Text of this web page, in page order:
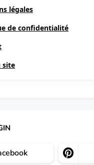
légales
de confidentialité
site